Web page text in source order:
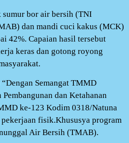
sumur bor air bersih (TNI
dan mandi cuci kakus (MCK)
42%. Capaian hasil tersebut
keras dan gotong royong
Semangat TMMD
dan Ketahanan
ke-123 Kodim 0318/Natuna
fisik.Khususya program
Air Bersih (TMAB).